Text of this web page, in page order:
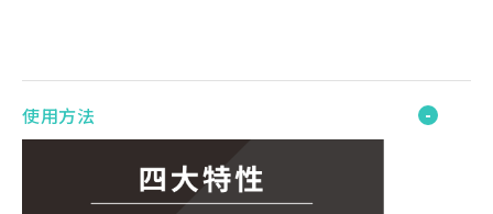
使用方法